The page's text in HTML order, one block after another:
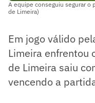
A equipe conseguiu segurar o
de Limeira)
Em jogo válido
Limeira enfrentou
de Limeira saiu
vencendo a